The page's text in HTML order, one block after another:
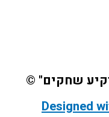
שחקים" ©